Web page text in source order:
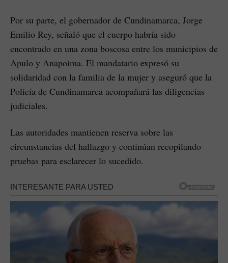
Por su parte, el gobernador de Cundinamarca, Jorge
Emilio Rey, señaló que el cuerpo habría sido
encontrado en una zona boscosa entre los municipios de
Apulo y Anapoima. El mandatario expresó su
solidaridad con la familia de la mujer y aseguró que la
Policía de Cundinamarca acompañará las diligencias
judiciales.
Las autoridades mantienen reserva sobre las
circunstancias del hallazgo y continúan recopilando
pruebas para esclarecer lo sucedido.